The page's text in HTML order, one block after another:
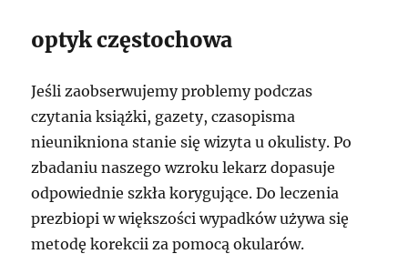
optyk częstochowa
Jeśli zaobserwujemy problemy podczas
czytania książki, gazety, czasopisma
nieunikniona stanie się wizyta u okulisty. Po
zbadaniu naszego wzroku lekarz dopasuje
odpowiednie szkła korygujące. Do leczenia
prezbiopi w większości wypadków używa się
metodę korekcii za pomocą okularów.